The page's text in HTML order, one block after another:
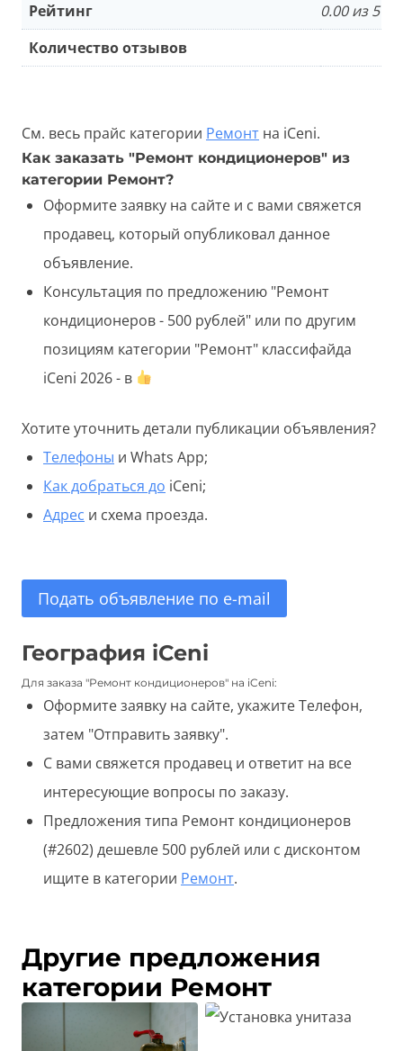
Рейтинг
0.00 из 5
Количество отзывов
См. весь прайс категории Ремонт на iCeni.
Как заказать "Ремонт кондиционеров" из
категории Ремонт?
Оформите заявку на сайте и с вами свяжется
продавец, который опубликовал данное
объявление.
Консультация по предложению "Ремонт
кондиционеров - 500 рублей" или по другим
позициям категории "Ремонт" классифайда
iCeni 2026 - в
Хотите уточнить детали публикации объявления?
Телефоны и Whats App;
Как добраться до iCeni;
Адрес и схема проезда.
Подать объявление по e-mail
География iCeni
Для заказа "Ремонт кондиционеров" на iCeni:
Оформите заявку на сайте, укажите Телефон,
затем "Отправить заявку".
С вами свяжется продавец и ответит на все
интересующие вопросы по заказу.
Предложения типа Ремонт кондиционеров
(#2602) дешевле 500 рублей или с дисконтом
ищите в категории Ремонт.
Другие предложения
категории Ремонт